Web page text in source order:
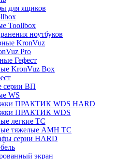
для ящиков
Toollbox
ноутбуков
KronVuz
Pro
Гефест
KronVuz Box
серии ВП
WS
ПРАКТИК WDS HARD
ПРАКТИК WDS
легкие ТС
тяжелые AMH TC
серии HARD
экран